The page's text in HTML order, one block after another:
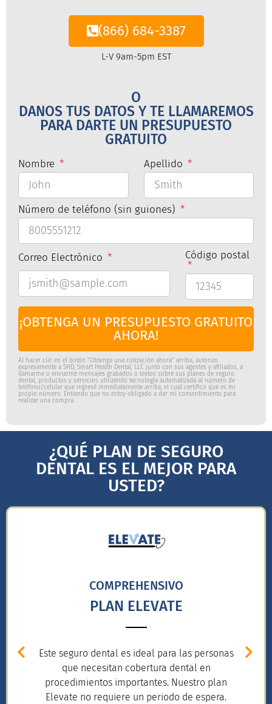
(866) 684-3387
L-V 9am-5pm EST
O
DANOS TUS DATOS Y TE LLAMAREMOS
PARA DARTE UN PRESUPUESTO
GRATUITO
Nombre Apellido
Número de teléfono (sin guiones)
Correo Electrónico Código postal
¡OBTENGA UN PRESUPUESTO GRATUITO
AHORA!
Al hacer clic en el botón "Obtenga una cotización ahora" arriba, autorizo
expresamente a SHD, Smart Health Dental, LLC junto con sus agentes y afiliados, a
llamarme o enviarme mensajes grabados o textos sobre sus planes de seguro
dental, productos y servicios utilizando tecnología automatizada al número de
teléfono/celular que ingresé inmediatamente arriba, el cual certifico que es mi
propio número. Entiendo que no estoy obligado a dar mi consentimiento para
realizar una compra.
¿QUÉ PLAN DE SEGURO
DENTAL ES EL MEJOR PARA
USTED?
COMPREHENSIVO
PLAN ELEVATE
Este seguro dental es ideal para las personas
que necesitan cobertura dental en
procedimientos importantes. Nuestro plan
Elevate no requiere un periodo de espera.